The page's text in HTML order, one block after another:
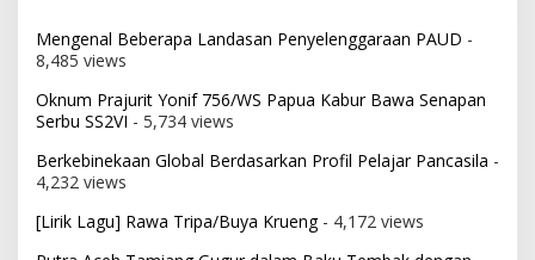
Serbu SS2VI- 5,734 views
4,232 views
Putra Aceh Tamiang Gugur dalam Baku Tembak dengan